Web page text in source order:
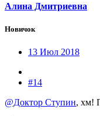
Алина Дмитриевна
Новичок
13 Июл 2018
#14
@Доктор Ступин, хм!